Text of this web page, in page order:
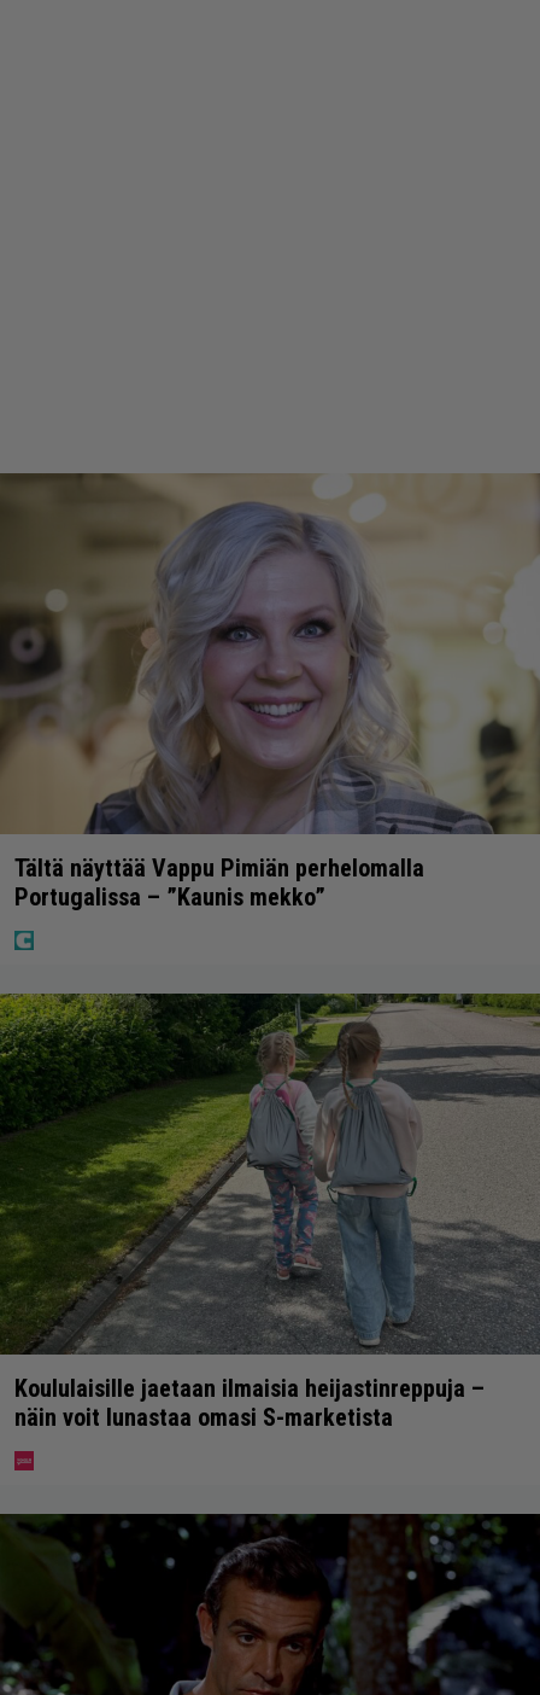
Tältä näyttää Vappu Pimiän perhelomalla
Portugalissa – ”Kaunis mekko”
Koululaisille jaetaan ilmaisia heijastinreppuja –
näin voit lunastaa omasi S-marketista